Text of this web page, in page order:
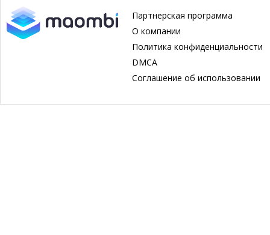
Партнерская программа
О компании
Политика конфиденциальности
DMCA
Соглашение об использовании